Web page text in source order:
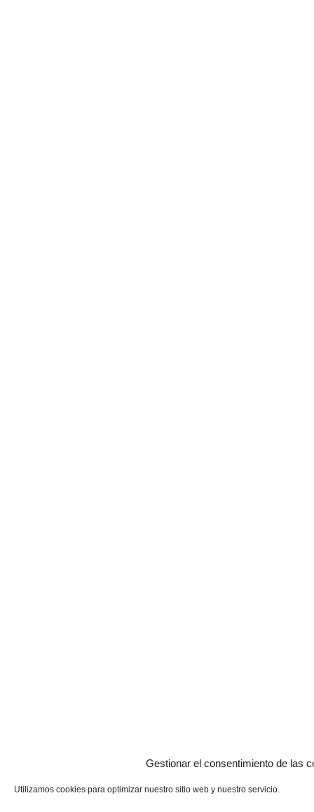
Gestionar el consentimiento de las
Utilizamos cookies para optimizar nuestro sitio web y nuestro servicio.